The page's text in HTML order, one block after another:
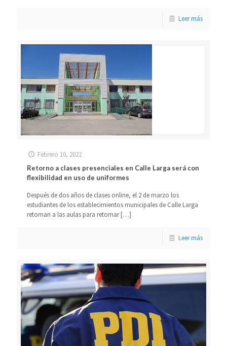
Leer más
Febrero 10, 2022
Retorno a clases presenciales en Calle Larga será con
flexibilidad en uso de uniformes
Después de dos años de clases online, el 2 de marzo los
estudiantes de los establecimientos municipales de Calle Larga
retornan a las aulas para retomar[…]
Leer más